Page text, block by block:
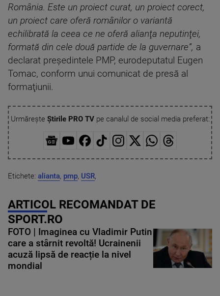
România. Este un proiect curat, un proiect corect,
un proiect care oferă românilor o variantă
echilibrată la ceea ce ne oferă alianţa neputinţei,
formată din cele două partide de la guvernare”, a
declarat preşedintele PMP, eurodeputatul Eugen
Tomac, conform unui comunicat de presă al
formaţiunii.
Urmărește Știrile PRO TVpe canalul de social media preferat:
Etichete: alianta, pmp, USR,
ARTICOL RECOMANDAT DE
SPORT.RO
FOTO | Imaginea cu Vladimir Putin
care a stârnit revoltă! Ucrainenii
acuză lipsă de reacție la nivel
mondial